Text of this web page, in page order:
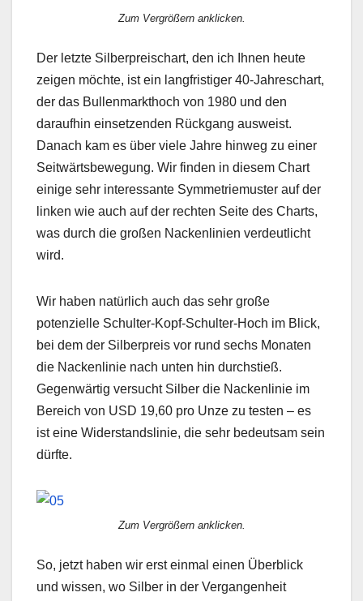
Zum Vergrößern anklicken.
Der letzte Silberpreischart, den ich Ihnen heute
zeigen möchte, ist ein langfristiger 40-Jahreschart,
der das Bullenmarkthoch von 1980 und den
daraufhin einsetzenden Rückgang ausweist.
Danach kam es über viele Jahre hinweg zu einer
Seitwärtsbewegung. Wir finden in diesem Chart
einige sehr interessante Symmetriemuster auf der
linken wie auch auf der rechten Seite des Charts,
was durch die großen Nackenlinien verdeutlicht
wird.
Wir haben natürlich auch das sehr große
potenzielle Schulter-Kopf-Schulter-Hoch im Blick,
bei dem der Silberpreis vor rund sechs Monaten
die Nackenlinie nach unten hin durchstieß.
Gegenwärtig versucht Silber die Nackenlinie im
Bereich von USD 19,60 pro Unze zu testen – es
ist eine Widerstandslinie, die sehr bedeutsam sein
dürfte.
Zum Vergrößern anklicken.
So, jetzt haben wir erst einmal einen Überblick
und wissen, wo Silber in der Vergangenheit